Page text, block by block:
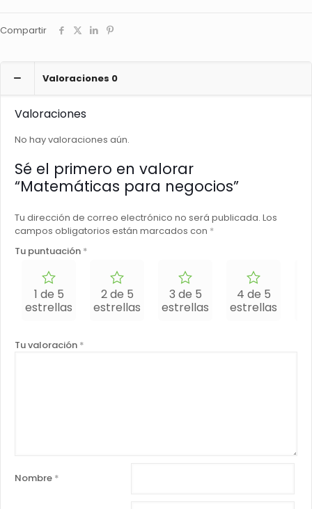
Compartir
Valoraciones 0
Valoraciones
No hay valoraciones aún.
Sé el primero en valorar
“Matemáticas para negocios”
Tu dirección de correo electrónico no será publicada. Los
campos obligatorios están marcados con *
Tu puntuación *
1 de 5
estrellas
2 de 5
estrellas
3 de 5
estrellas
4 de 5
estrellas
Tu valoración *
Nombre *